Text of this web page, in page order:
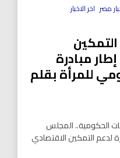
مصر اخر الاخبار
مبادرة
للمرأة بقلم
الحكومية.. المجلس
لدعم التمكين الاقتصادي